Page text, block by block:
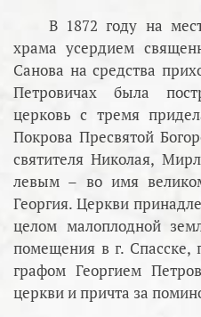
В 1872 году на
храма усердием
Санова на средства
Петровичах была
церковь с тремя
Покрова Пресвятой
святителя Николая,
левым – во имя
Георгия. Церкви
целом малоплодной
помещения в г. Спасске,
графом Георгием
церкви и причта за